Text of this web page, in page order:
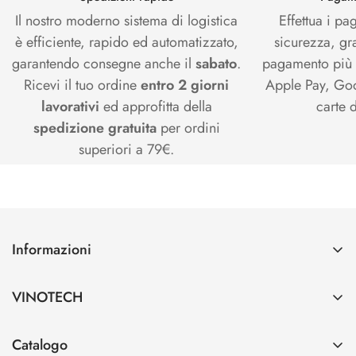
Il nostro moderno sistema di logistica
è efficiente, rapido ed automatizzato,
garantendo consegne anche ilsabato.
Ricevi il tuo ordineentro 2 giorni
lavorativi ed approfitta della
spedizione gratuita per ordini
superiori a 79€.
Effettua i
sicurezza,
pagamento
Apple Pay,
carte
Informazioni
Spedizioni e Pagamenti
Cerca
VINOTECH
Catalogo